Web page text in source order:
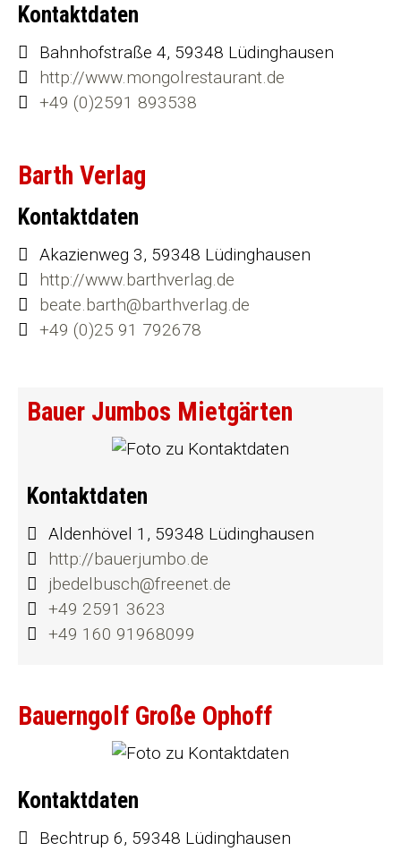
Kontaktdaten
Bahnhofstraße 4, 59348 Lüdinghausen
http://www.mongolrestaurant.de
+49 (0)2591 893538
Barth Verlag
Kontaktdaten
Akazienweg 3, 59348 Lüdinghausen
http://www.barthverlag.de
beate.barth@barthverlag.de
+49 (0)25 91 792678
Bauer Jumbos Mietgärten
Kontaktdaten
Aldenhövel 1, 59348 Lüdinghausen
http://bauerjumbo.de
jbedelbusch@freenet.de
+49 2591 3623
+49 160 91968099
Bauerngolf Große Ophoff
Kontaktdaten
Bechtrup 6, 59348 Lüdinghausen